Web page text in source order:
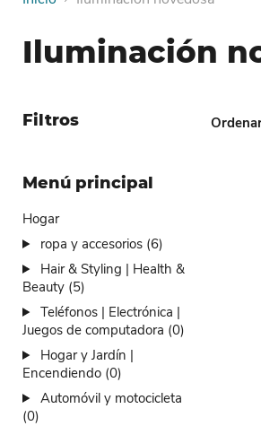
Iluminación
Filtros
Menú principal
Hogar
ropa y accesorios (6)
Hair & Styling | Health &
Beauty (5)
Teléfonos | Electrónica |
Juegos de computadora (0)
Hogar y Jardín |
Encendiendo (0)
Automóvil y motocicleta
(0)